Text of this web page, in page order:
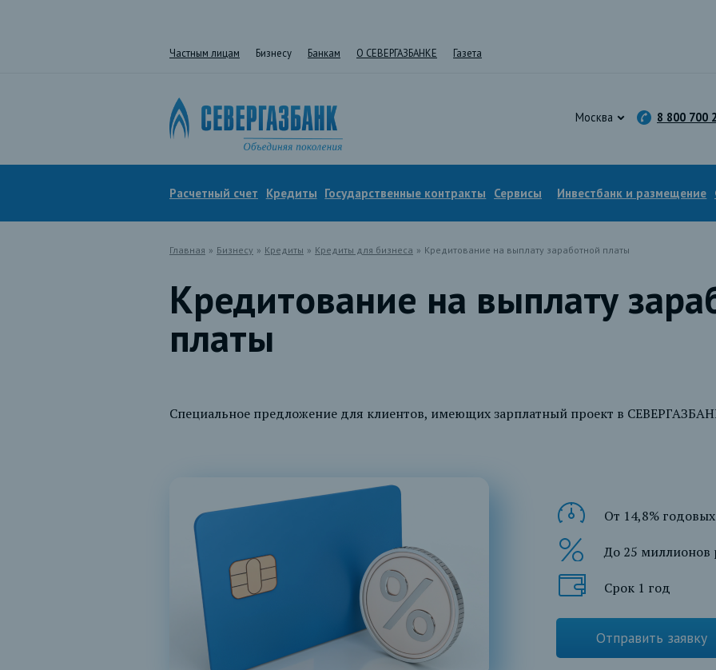
Частным лицам Бизнесу Банкам О СЕВЕРГАЗБАНКЕ Газета
Москва 8 800 700
Расчетный счет Кредиты Государственные контракты Сервисы Инвестбанк и размещение
Главная » Бизнесу » Кредиты » Кредиты для бизнеса » Кредитование на выплату заработной платы
Кредитование на выплату
платы
Специальное предложение для клиентов, имеющих зарплатный проект в
От 14,8% годовых
До 25 миллионов
Срок 1 год
Отправить заявку